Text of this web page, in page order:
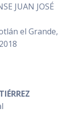
JUAN JOSÉ
el Grande,